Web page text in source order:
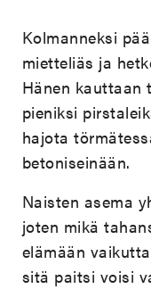
Kolmanneksi
mietteliäs ja
Hänen kauttaan
pieniksi
hajota
betoniseinään.
Naisten asema
joten mikä
elämään
sitä paitsi voisi